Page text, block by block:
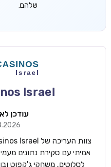
שלהם.
Israel
עודכן
אמיתי עם סקירת נתונים
לסלוטים, משחקי ג'קפוט